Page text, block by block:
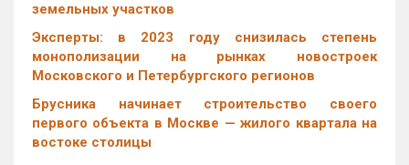
земельных участков
Эксперты: в 2023 году снизилась степень
монополизации на рынках новостроек
Московского и Петербургского регионов
Брусника начинает строительство своего
первого объекта в Москве — жилого квартала на
востоке столицы